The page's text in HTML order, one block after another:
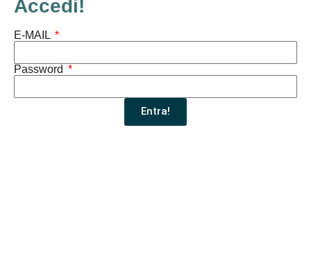
Accedi!
E-MAIL
Password
Entra!